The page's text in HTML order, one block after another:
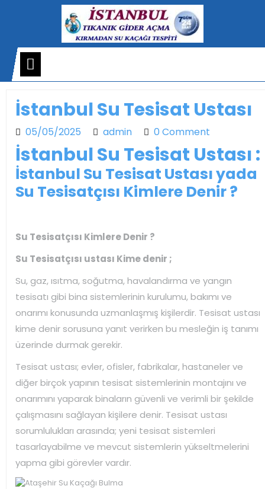
İstanbul Su Tesisat Ustası
05/05/2025 05/05/2025
adminadmin0 Comment
İstanbul Su Tesisat Ustası :
İstanbul Su Tesisat Ustası yada
Su Tesisatçısı Kimlere Denir ?
Su Tesisatçısı Kimlere Denir ?
Su Tesisatçısı ustası Kime denir ;
Su, gaz, ısıtma, soğutma, havalandırma ve yangın
tesisatı gibi bina sistemlerinin kurulumu, bakımı ve
onarımı konusunda uzmanlaşmış kişilerdir. Tesisat ustası
kime denir sorusuna yanıt verirken bu mesleğin iş tanımı
üzerinde durmak gerekir.
Tesisat ustası; evler, ofisler, fabrikalar, hastaneler ve
diğer birçok yapının tesisat sistemlerinin montajını ve
onarımını yaparak binaların güvenli ve verimli bir şekilde
çalışmasını sağlayan kişilere denir. Tesisat ustası
sorumlulukları arasında; yeni tesisat sistemleri
tasarlayabilme ve mevcut sistemlerin yükseltmelerini
yapma gibi görevler vardır.